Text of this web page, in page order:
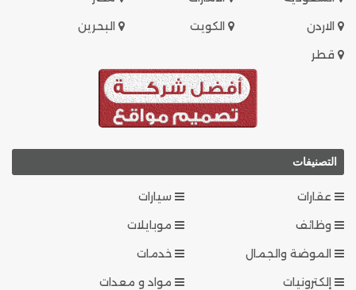
الاردن
الكويت
البحرين
قطر
التصنيفات
عقارات
سيارات
وظائف
موبايلات
الموضة والجمال
خدمات
إلكترونيات
مواد و معدات